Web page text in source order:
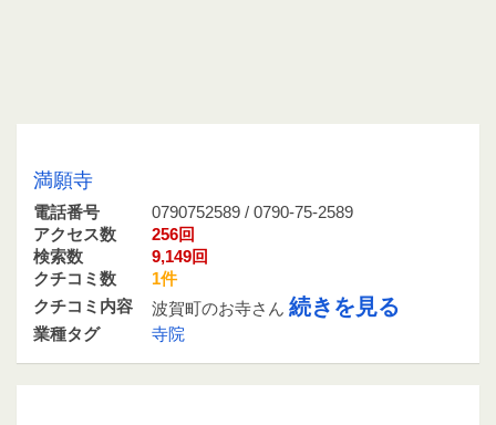
満願寺
電話番号
0790752589 / 0790-75-2589
アクセス数
256回
検索数
9,149回
クチコミ数
1件
クチコミ内容
波賀町のお寺さん 続きを見る
業種タグ 寺院